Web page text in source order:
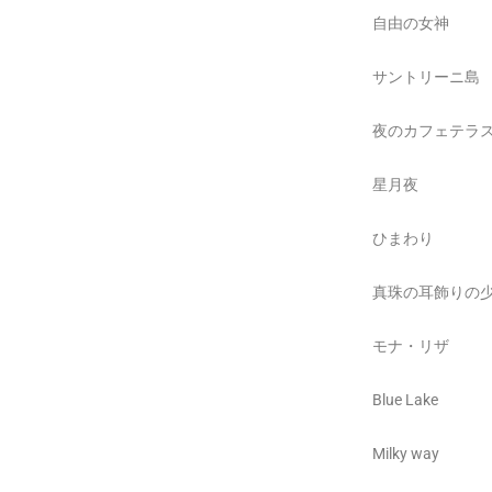
自由の女神
サントリーニ島
夜のカフェテラ
星月夜
ひまわり
真珠の耳飾りの
モナ・リザ
Blue Lake
Milky way